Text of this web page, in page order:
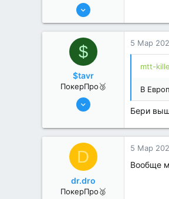
6 Июн 2022
1
$
$tavr
ПокерПро🥉
6 Июн 2022
1
5 Мар
mtt-
В
Бери
D
dr.dro
ПокерПро🥈
5 Мар
Вообще